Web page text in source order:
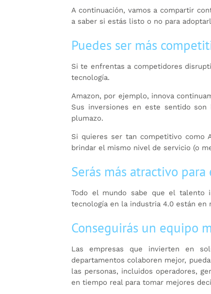
A continuación, vamos a compartir
a saber si estás listo o no para
Puedes ser más
Si te enfrentas a competidores
tecnología.
Amazon, por ejemplo, innova
Sus inversiones en este sentido
plumazo.
Si quieres ser tan competitivo como
brindar el mismo nivel de servicio (o
Serás más atractivo
Todo el mundo sabe que el talento
tecnología en la industria 4.0 están en
Conseguirás un equipo
Las empresas que invierten en
departamentos colaboren mejor,
las personas, incluidos operadores,
en tiempo real para tomar mejores